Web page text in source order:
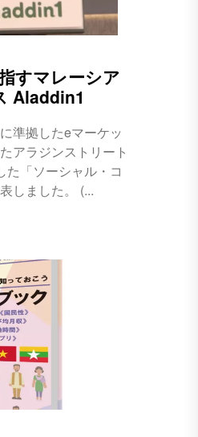
すマレーシア
Aladdin1
準拠したeマーケッ
アラジンストリート
た「ソーシャル・コ
しました。 (...